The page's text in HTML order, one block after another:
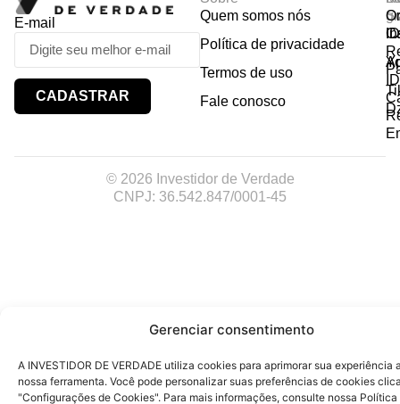
Gerenciar consentimento
A INVESTIDOR DE VERDADE utiliza cookies para aprimorar sua experiência
nossa ferramenta. Você pode personalizar suas preferências de cookies
"Configurações de Cookies". Para mais informações, consulte nossa Política
E-mail
CADASTRAR
Quem somos nós
Política de privacidade
Termos de uso
Fale conosco
© 2026 Investidor de Verdade
CNPJ: 36.542.847/0001-45